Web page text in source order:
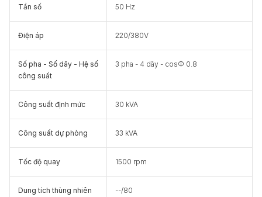
Tần số 50 Hz
Điện áp 220/380V
Số pha - Số dây - Hệ số
công suất
3 pha - 4 dây - cosФ 0.8
Công suất định mức 30 kVA
Công suất dự phòng 33 kVA
Tốc độ quay 1500 rpm
Dung tích thùng nhiên
--/80